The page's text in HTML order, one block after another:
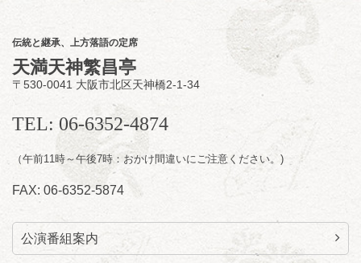
伝統と継承、上方落語の定席
天満天神繁昌亭
〒530-0041 大阪市北区天神橋2-1-34
TEL: 06-6352-4874
（午前11時～午後7時：おかけ間違いにご注意ください。)
FAX: 06-6352-5874
公演番組案内